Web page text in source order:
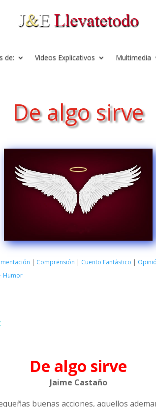
de: Videos Explicativos Multimedia
De algo sirve
| Comprensión | Cuento Fantástico |
Humor
De algo sirve
Jaime Castaño
buenas acciones, aquellos